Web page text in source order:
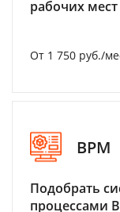
рабочих мест
От 1 750 руб./
BPM
Подобрать
процессами